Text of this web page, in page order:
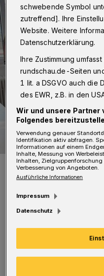
Stehend von li.: Barbara Steins
(Wuppertaler Tafel), Andrea
Doris Andernach-Schröder und
Heimbeirat Friedenshort.
Das Altenheim
schwebende Symbol
zutreffend]. Ihre
Website. Weitere
Datenschutzerklärung.
Ihre Zustimmung
rundschau.de-Seiten
1 lit. a DSGVO auch die
des EWR, z.B. in den
Wir und unsere Partner
Folgendes
Verwendung genauer
Identifikation aktiv abfragen.
Informationen auf einem
Inhalte, Messung von
Inhalten,
Verbesserung von Angeboten.
Ausführliche Informationen
Impressum
Datenschutz